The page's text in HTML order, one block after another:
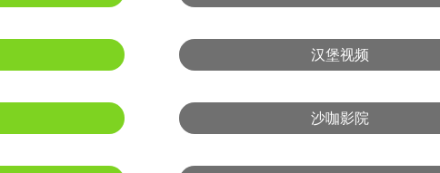
汉堡视频
沙咖影院